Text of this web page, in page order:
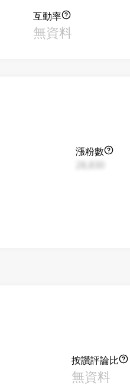
互動率
無資料
漲粉數
按讚評論比
無資料